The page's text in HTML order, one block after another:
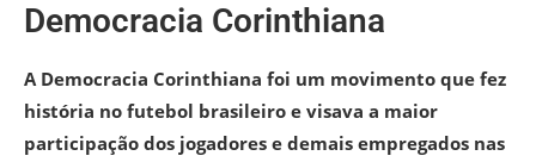
Democracia Corinthiana
A Democracia Corinthiana foi um movimento que fez
história no futebol brasileiro e visava a maior
participação dos jogadores e demais empregados nas